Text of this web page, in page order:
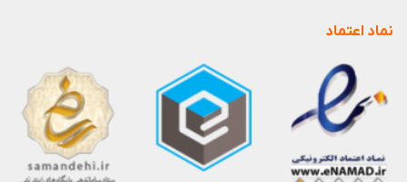
نماد اعتماد